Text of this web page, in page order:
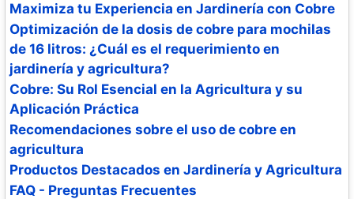
Maximiza tu Experiencia en Jardinería con Cobre
Optimización de la dosis de cobre para mochilas
de 16 litros: ¿Cuál es el requerimiento en
jardinería y agricultura?
Cobre: Su Rol Esencial en la Agricultura y su
Aplicación Práctica
Recomendaciones sobre el uso de cobre en
agricultura
Productos Destacados en Jardinería y Agricultura
FAQ - Preguntas Frecuentes